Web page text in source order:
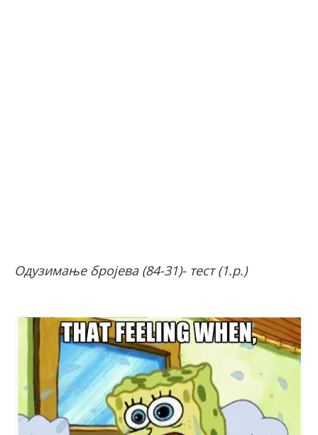
Одузимање бројева (84-31)- тест (1.р.)